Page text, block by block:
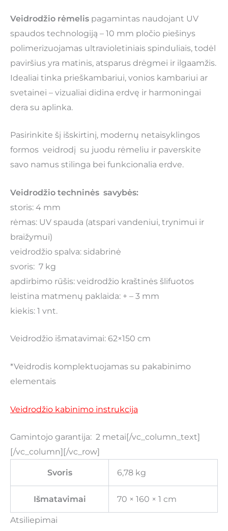
Veidrodžio rėmelis pagamintas naudojant UV
spaudos technologiją – 10 mm pločio piešinys
polimerizuojamas ultravioletiniais spinduliais, todėl
paviršius yra matinis, atsparus drėgmei ir ilgaamžis.
Idealiai tinka prieškambariui, vonios kambariui ar
svetainei – vizualiai didina erdvę ir harmoningai
dera su aplinka.
Pasirinkite šį išskirtinį, modernų netaisyklingos
formos veidrodį su juodu rėmeliu ir paverskite
savo namus stilinga bei funkcionalia erdve.
Veidrodžio techninės savybės:
storis: 4 mm
rėmas: UV spauda (atspari vandeniui, trynimui ir
braižymui)
veidrodžio spalva: sidabrinė
svoris: 7 kg
apdirbimo rūšis: veidrodžio kraštinės šlifuotos
leistina matmenų paklaida: + – 3 mm
kiekis: 1 vnt.
Veidrodžio išmatavimai: 62×150 cm
*Veidrodis komplektuojamas su pakabinimo
elementais
Veidrodžio kabinimo instrukcija
Gamintojo garantija: 2 metai[/vc_column_text]
[/vc_column][/vc_row]
Svoris 6,78 kg
Išmatavimai 70 × 160 × 1 cm
Atsiliepimai